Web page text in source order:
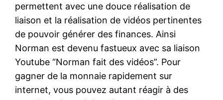
permettent avec une douce réalisation de
liaison et la réalisation de vidéos pertinentes
de pouvoir générer des finances. Ainsi
Norman est devenu fastueux avec sa liaison
Youtube “Norman fait des vidéos”. Pour
gagner de la monnaie rapidement sur
internet, vous pouvez autant réagir à des